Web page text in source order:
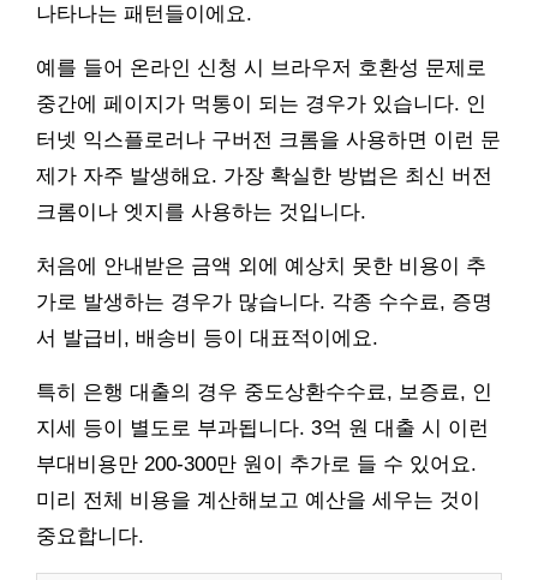
나타나는 패턴들이에요.
예를 들어 온라인 신청 시 브라우저 호환성 문제로
중간에 페이지가 먹통이 되는 경우가 있습니다. 인
터넷 익스플로러나 구버전 크롬을 사용하면 이런 문
제가 자주 발생해요. 가장 확실한 방법은 최신 버전
크롬이나 엣지를 사용하는 것입니다.
처음에 안내받은 금액 외에 예상치 못한 비용이 추
가로 발생하는 경우가 많습니다. 각종 수수료, 증명
서 발급비, 배송비 등이 대표적이에요.
특히 은행 대출의 경우 중도상환수수료, 보증료, 인
지세 등이 별도로 부과됩니다. 3억 원 대출 시 이런
부대비용만 200-300만 원이 추가로 들 수 있어요.
미리 전체 비용을 계산해보고 예산을 세우는 것이
중요합니다.